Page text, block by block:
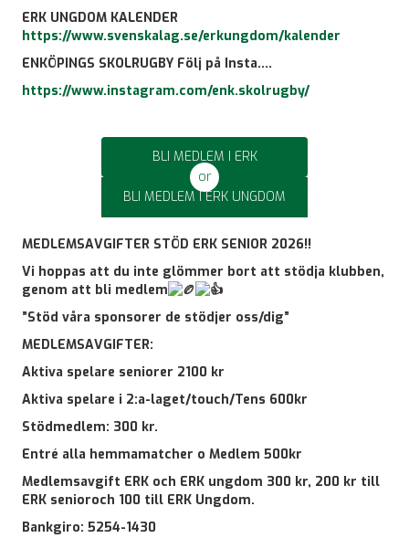
ERK UNGDOM KALENDER
https://www.svenskalag.se/erkungdom/kalender
ENKÖPINGS SKOLRUGBY Följ på Insta....
https://www.instagram.com/enk.skolrugby/
BLI MEDLEM I ERK
or
BLI MEDLEM I ERK UNGDOM
MEDLEMSAVGIFTER STÖD ERK SENIOR 2026!!
Vi hoppas att du inte glömmer bort att stödja klubben,
genom att bli medlem
”Stöd våra sponsorer de stödjer oss/dig”
MEDLEMSAVGIFTER:
Aktiva spelare seniorer 2100 kr
Aktiva spelare i 2:a-laget/touch/Tens 600kr
Stödmedlem: 300 kr.
Entré alla hemmamatcher o Medlem 500kr
Medlemsavgift ERK och ERK ungdom 300 kr, 200 kr till
ERK senioroch 100 till ERK Ungdom.
Bankgiro: 5254-1430